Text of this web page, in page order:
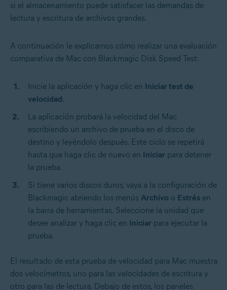
si el almacenamiento puede satisfacer las demandas de
lectura y escritura de archivos grandes.
A continuación le explicamos cómo realizar una evaluación
comparativa de Mac con Blackmagic Disk Speed Test:
Inicie la aplicación y haga clic en Iniciar test de
velocidad.
La aplicación probará la velocidad del Mac
escribiendo un archivo de prueba en el disco de
destino y leyéndolo después. Este ciclo se repetirá
hasta que haga clic de nuevo en Iniciar para detener
la prueba.
Si tiene varios discos duros, vaya a la configuración de
Blackmagic abriendo los menús Archivo o Estrés en
la barra de herramientas. Seleccione la unidad que
desee analizar y haga clic en Iniciar para ejecutar la
prueba.
El resultado de esta prueba de velocidad para Mac muestra
dos velocímetros, uno para las velocidades de escritura y
otro para las de lectura. Debajo de estos, los paneles